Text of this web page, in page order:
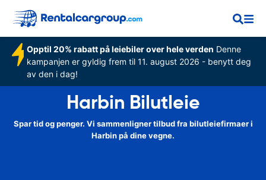
Opptil 20% rabatt på leiebiler over hele verden Denne
kampanjen er gyldig frem til 11. august 2026 - benytt deg
av den i dag!
Harbin Bilutleie
Spar tid og penger. Vi sammenligner tilbud fra bilutleiefirmaer i
Harbin på dine vegne.